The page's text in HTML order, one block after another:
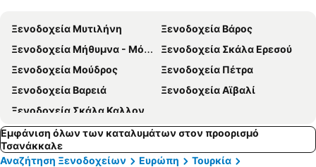
Ξενοδοχεία Μυτιλήνη
Ξενοδοχεία Βάρος
Ξενοδοχεία Μήθυμνα - Μόλυβος
Ξενοδοχεία Σκάλα Ερεσού
Ξενοδοχεία Μούδρος
Ξενοδοχεία Πέτρα
Ξενοδοχεία Βαρειά
Ξενοδοχεία Αϊβαλί
Ξενοδοχεία Σκάλα Καλλονής
Εμφάνιση όλων των καταλυμάτων στον προορισμό
Τσανάκκαλε
Αναζήτηση Ξενοδοχείων
Ευρώπη
Τουρκία